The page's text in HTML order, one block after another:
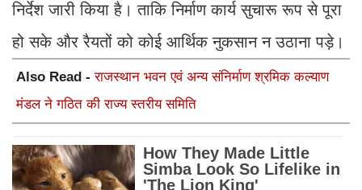
निर्देश जारी किया है। ताकि निर्माण कार्य सुचारू रूप से पूरा
हो सके और रैयतों को कोई आर्थिक नुकसान न उठाना पड़े।
Also Read -राजस्थान भवन एवं अन्य संनिर्माण श्रमिक कल्याण
मंडल ने गठित की राज्य स्तरीय समिति